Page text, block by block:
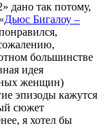
дано так потому,
Дьюс Бигалоу –
большинстве
идея
женщин)
эпизоды кажутся
сюжет
я хотел бы